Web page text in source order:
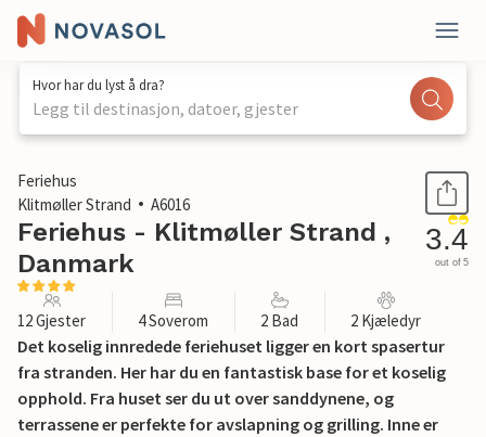
Hvor har du lyst å dra?
Legg til destinasjon, datoer, gjester
1 / 32
Feriehus
Klitmøller Strand
A6016
Feriehus - Klitmøller Strand ,
Danmark
3.4
out of 5
12 Gjester 4 Soverom 2 Bad 2 Kjæledyr
Det koselig innredede feriehuset ligger en kort spasertur
fra stranden. Her har du en fantastisk base for et koselig
opphold. Fra huset ser du ut over sanddynene, og
terrassene er perfekte for avslapning og grilling. Inne er